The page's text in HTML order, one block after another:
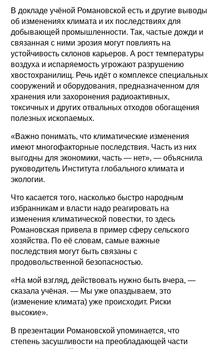
В докладе учёной Романовской есть и другие выводы
об изменениях климата и их последствиях для
добывающей промышленности. Так, частые дожди и
связанная с ними эрозия могут повлиять на
устойчивость склонов карьеров. А рост температуры
воздуха и испаряемость угрожают разрушению
хвостохранилищ. Речь идёт о комплексе специальных
сооружений и оборудования, предназначенном для
хранения или захоронения радиоактивных,
токсичных и других отвальных отходов обогащения
полезных ископаемых.
«Важно понимать, что климатические изменения
имеют многофакторные последствия. Часть из них
выгодны для экономики, часть — нет», — объяснила
руководитель Института глобального климата и
экологии.
Что касается того, насколько быстро народным
избранникам и власти надо реагировать на
изменения климатической повестки, то здесь
Романовская привела в пример сферу сельского
хозяйства. По её словам, самые важные
последствия могут быть связаны с
продовольственной безопасностью.
«На мой взгляд, действовать нужно быть вчера, —
сказала учёная. — Мы уже опаздываем, это
(изменение климата) уже происходит. Риски
высокие».
В презентации Романовской упоминается, что
степень засушливости на преобладающей части